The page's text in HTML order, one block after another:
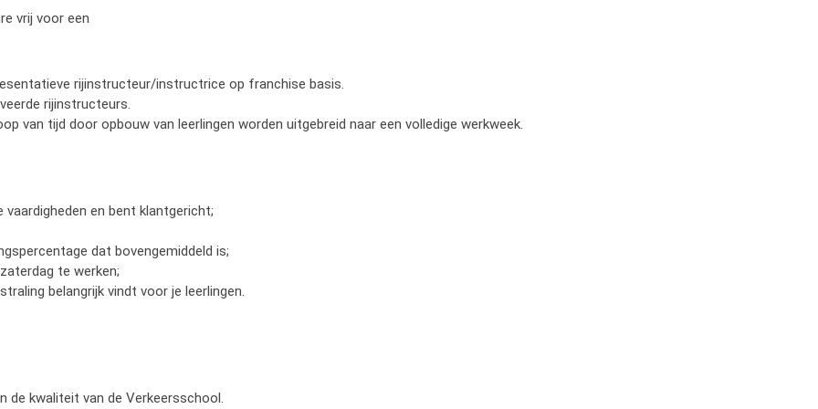
vrij voor een
rijinstructeur/instructrice op franchise basis.
rijinstructeurs.
van tijd door opbouw van leerlingen worden uitgebreid naar een volledige werkweek.
en bent klantgericht;
dat bovengemiddeld is;
te werken;
belangrijk vindt voor je leerlingen.
de kwaliteit van de Verkeersschool.